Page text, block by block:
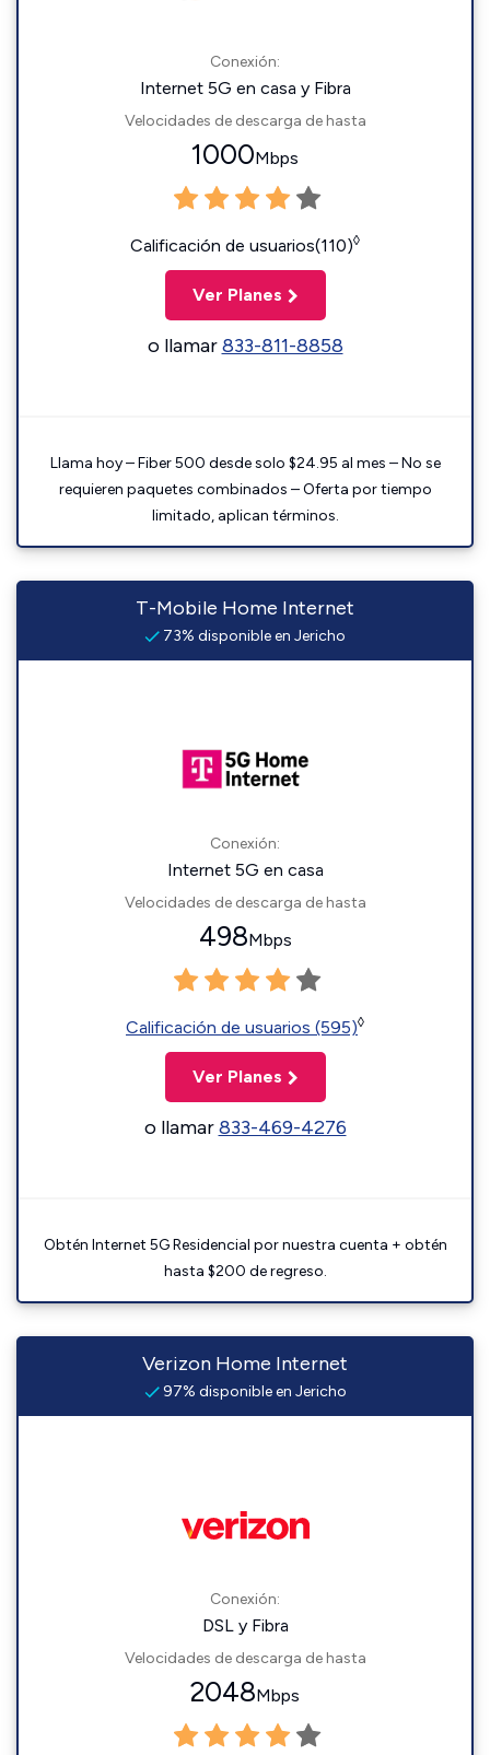
Conexión:
Internet 5G en casa y Fibra
Velocidades de descarga de hasta
1000Mbps
Calificación de usuarios(110)◊
Ver Planes
o llamar833-811-8858
Llama hoy – Fiber 500 desde solo $24.95 al mes – No se
requieren paquetes combinados – Oferta por tiempo
limitado, aplican términos.
T-Mobile Home Internet
73% disponible en Jericho
Conexión:
Internet 5G en casa
Velocidades de descarga de hasta
498Mbps
Calificación de usuarios (595)◊
Ver Planes
o llamar833-469-4276
Obtén Internet 5G Residencial por nuestra cuenta + obtén
hasta $200 de regreso.
Verizon Home Internet
97% disponible en Jericho
Conexión:
DSL y Fibra
Velocidades de descarga de hasta
2048Mbps